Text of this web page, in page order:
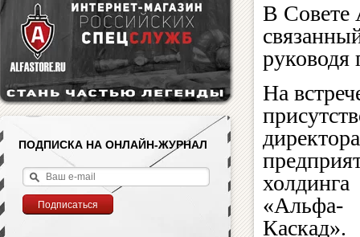
ПОДПИСКА НА ОНЛАЙН-ЖУРНАЛ
В Совете
На
холдинга
«Альфа-
Каскад».